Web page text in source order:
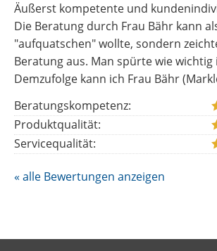
Äußerst kompetente und
Die Beratung durch Frau Bähr kann
"aufquatschen" wollte, sondern
Beratung aus. Man spürte wie
Demzufolge kann ich Frau Bähr
Beratungskompetenz:
Produktqualität:
Servicequalität:
« alle Bewertungen anzeigen